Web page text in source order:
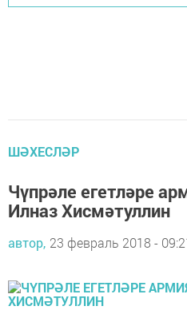
ШӘХЕСЛӘР
Чүпрәле егетләре
Илназ Хисмәтуллин
автор, 23 февраль 2018 -